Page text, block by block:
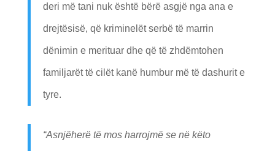
deri më tani nuk është bërë asgjë nga ana e
drejtësisë, që kriminelët serbë të marrin
dënimin e merituar dhe që të zhdëmtohen
familjarët të cilët kanë humbur më të dashurit e
tyre.
“Asnjëherë të mos harrojmë se në këto